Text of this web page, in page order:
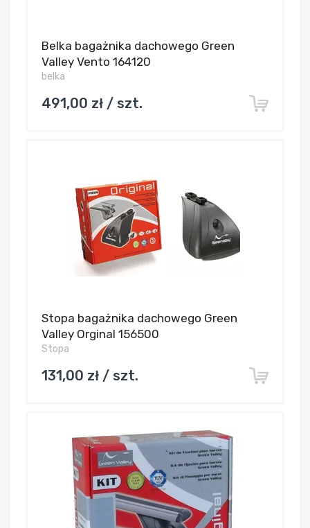
Belka bagażnika dachowego Green
Valley Vento 164120
belka
491,00 zł / szt.
Stopa bagażnika dachowego Green
Valley Orginal 156500
Stopa
131,00 zł / szt.